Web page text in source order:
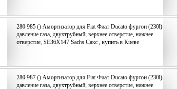
280 985 () Амортизатор для Fiat Фиат Ducato фургон (230l)
давление газа, двухтрубный, верхнее отверстие, нижнее
отверстие, SE36X147 Sachs Сакс , купить в Киеве
280 987 () Амортизатор для Fiat Фиат Ducato фургон (230l)
давление газа, двухтрубный, верхнее отверстие, нижнее